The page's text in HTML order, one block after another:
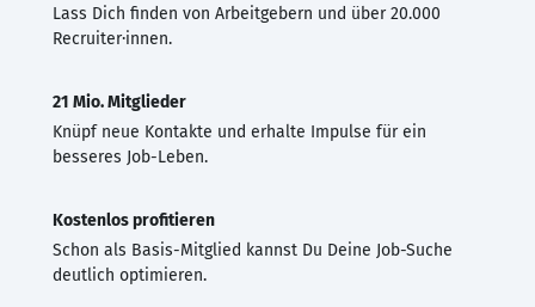
Lass Dich finden von Arbeitgebern und über 20.000
Recruiter·innen.
21 Mio. Mitglieder
Knüpf neue Kontakte und erhalte Impulse für ein
besseres Job-Leben.
Kostenlos profitieren
Schon als Basis-Mitglied kannst Du Deine Job-Suche
deutlich optimieren.